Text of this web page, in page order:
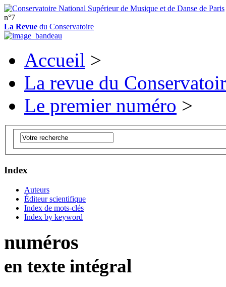
n°7
La Revue du Conservatoire
Accueil >
La revue du
Le premier numéro >
Index
Auteurs
Éditeur scientifique
Index de mots-clés
Index by keyword
numéros
en texte intégral